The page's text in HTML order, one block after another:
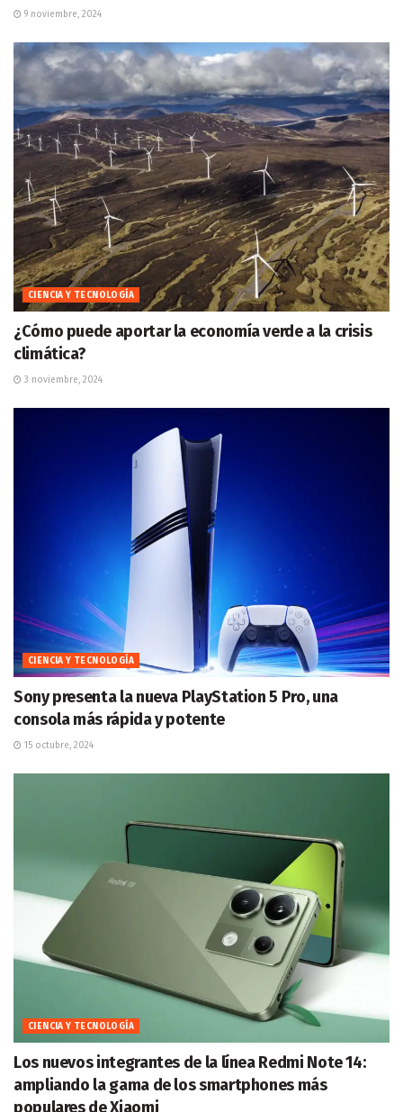
9 noviembre, 2024
CIENCIA Y TECNOLOGÍA
¿Cómo puede aportar la economía verde a la crisis
climática?
3 noviembre, 2024
CIENCIA Y TECNOLOGÍA
Sony presenta la nueva PlayStation 5 Pro, una
consola más rápida y potente
15 octubre, 2024
CIENCIA Y TECNOLOGÍA
Los nuevos integrantes de la línea Redmi Note 14:
ampliando la gama de los smartphones más
populares de Xiaomi